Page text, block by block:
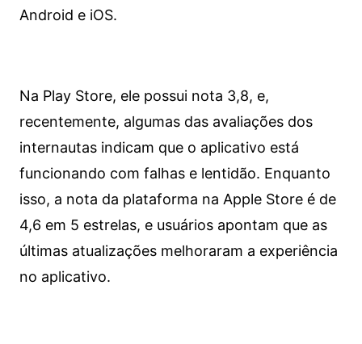
Android e iOS.
Na Play Store, ele possui nota 3,8, e,
recentemente, algumas das avaliações dos
internautas indicam que o aplicativo está
funcionando com falhas e lentidão. Enquanto
isso, a nota da plataforma na Apple Store é de
4,6 em 5 estrelas, e usuários apontam que as
últimas atualizações melhoraram a experiência
no aplicativo.